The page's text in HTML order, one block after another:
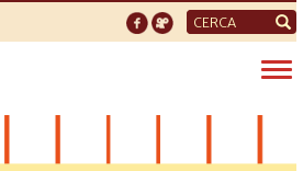
Form
di
ricerca